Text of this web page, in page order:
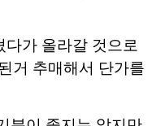
가 올라갈 것으로
거 추매해서 단가를